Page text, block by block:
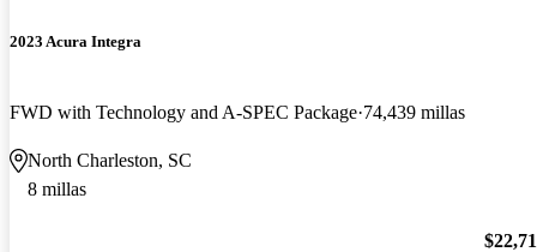
2023 Acura Integra
FWD with Technology and A-SPEC Package 74,439 millas
North Charleston, SC
8 millas